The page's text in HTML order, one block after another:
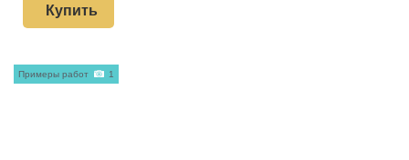
Купить
Примеры работ 1